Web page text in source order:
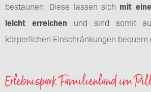
bestaunen. Diese lassen sich mit
leicht erreichenund sind somit
körperlichen Einschränkungen bequem
Erlebnispark Familienland im